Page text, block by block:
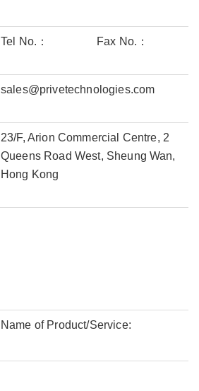
Tel No.： Fax No.：
sales@privetechnologies.com
23/F, Arion Commercial Centre, 2
Queens Road West, Sheung Wan,
Hong Kong
Name of Product/Service: